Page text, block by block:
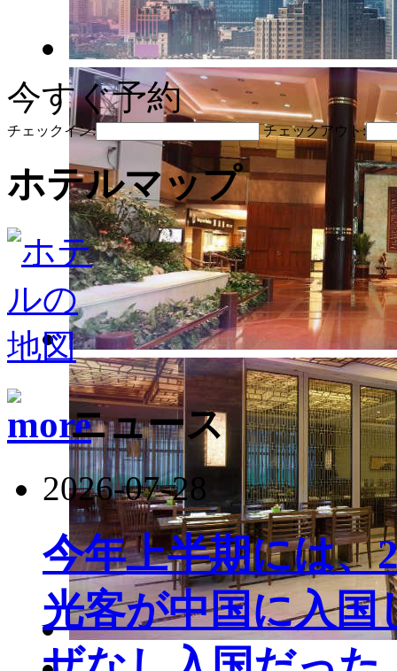
今すぐ予約
チェックイン: チェックアウト:
ホテルマップ
ニュース
2026-07-28
今年上半期には、
光客が中国に入国